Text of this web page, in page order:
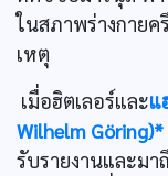
ในสภาพร่างกายค
เหตุ
เมื่อฮิตเลอร์และแ
Wilhelm Göring)*
รับรายงานและมา